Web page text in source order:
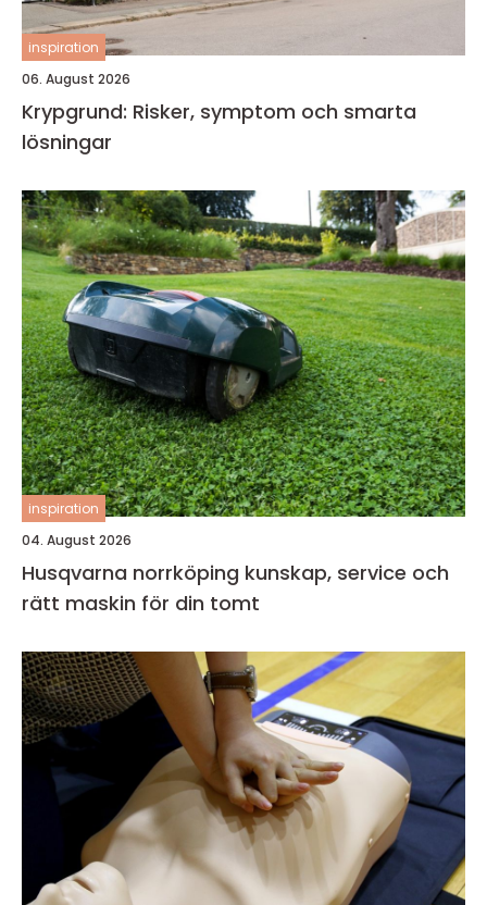
inspiration
06. August 2026
Krypgrund: Risker, symptom och smarta
lösningar
inspiration
04. August 2026
Husqvarna norrköping kunskap, service och
rätt maskin för din tomt